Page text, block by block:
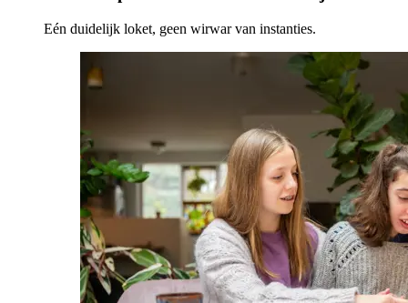
Eén duidelijk loket, geen wirwar van instanties.